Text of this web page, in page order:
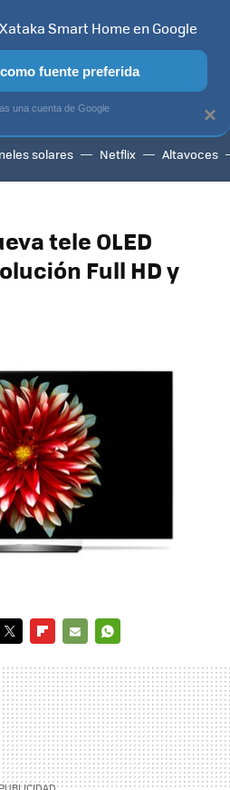
SMART TV SELECCIÓN
solares Netflix Altavoces
tele OLED
Full HD y
MAIL
×
Smart Home en Google
fuente preferida
una cuenta de Google